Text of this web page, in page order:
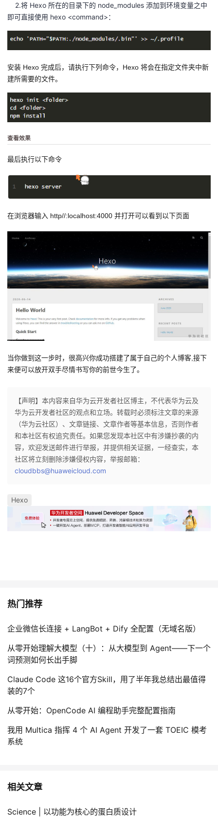
2.将 Hexo 所在的目录下的 node_modules 添加到环境变量之中
即可直接使用 hexo <command>：
安装 Hexo 完成后，请执行下列命令，Hexo 将会在指定文件夹中新
建所需要的文件。
查看效果
最后执行以下命令
在浏览器输入 http//:localhost:4000 并打开可以看到以下页面
当你做到这一步时，很高兴你成功搭建了属于自己的个人博客,接下
来便可以放开双手尽情书写你的前世今生了。
【声明】本内容来自华为云开发者社区博主，不代表华为云及
华为云开发者社区的观点和立场。转载时必须标注文章的来源
（华为云社区）、文章链接、文章作者等基本信息，否则作者
和本社区有权追究责任。如果您发现本社区中有涉嫌抄袭的内
容，欢迎发送邮件进行举报，并提供相关证据，一经查实，本
社区将立刻删除涉嫌侵权内容，举报邮箱：
cloudbbs@huaweicloud.com
Hexo
热门推荐
企业微信长连接 + LangBot + Dify 全配置（无域名版）
从零开始理解大模型（十）：从大模型到 Agent——下一个
词预测如何长出手脚
Claude Code 这16个官方Skill，用了半年我总结出最值得
装的7个
从零开始：OpenCode AI 编程助手完整配置指南
我用 Multica 指挥 4 个 AI Agent 开发了一套 TOEIC 模考
系统
相关文章
Science | 以功能为核心的蛋白质设计